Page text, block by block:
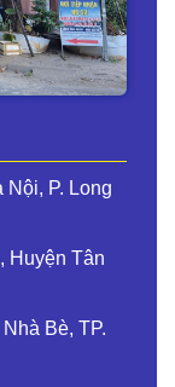
P. Long
Huyện Tân
Bè, TP.